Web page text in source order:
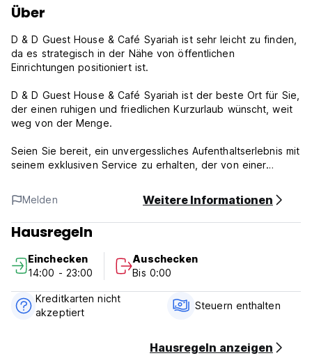
Über
D & D Guest House & Café Syariah ist sehr leicht zu finden,
da es strategisch in der Nähe von öffentlichen
Einrichtungen positioniert ist.
D & D Guest House & Café Syariah ist der beste Ort für Sie,
der einen ruhigen und friedlichen Kurzurlaub wünscht, weit
weg von der Menge.
Seien Sie bereit, ein unvergessliches Aufenthaltserlebnis mit
seinem exklusiven Service zu erhalten, der von einer
um alle Ihre Bedürfnisse zu erfüllen. Die 24-Stunden-
Rezeption ist zur Verfügung, um Sie zu bedienen, vom
Check-in bis zum Check-out oder jeder Unterstützung, die
Sie benötigen. Sollten Sie sich mehr wünschen, zögern Sie
aufzunehmen. (Auto-translated from original language)
Melden Weitere Informationen
Hausregeln
Einchecken
14:00 - 23:00
Auschecken
Bis 0:00
Kreditkarten nicht
akzeptiert
Steuern enthalten
Hausregeln anzeigen